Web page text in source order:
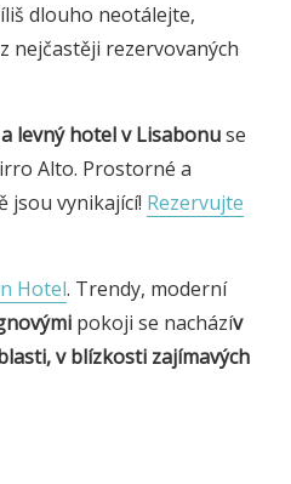
dlouho neotálejte,
nejčastěji rezervovaných
levný hotel v Lisabonuse
Alto. Prostorné a
jsou vynikající! Rezervujte
Hotel. Trendy, moderní
pokoji se nacházív
v blízkosti zajímavých